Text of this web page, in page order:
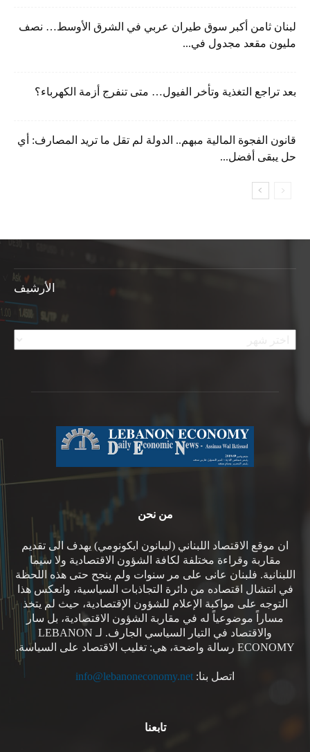
لبنان ثامن أكبر سوق طيران عربي في الشرق الأوسط… نصف
مليون مقعد مجدول في...
بعد تراجع التغذية وتأخر الفيول… متى تنفرج أزمة الكهرباء؟
قانون الفجوة المالية مبهم.. الدولة لم تقل ما تريد المصارف: أي
حل يبقى أفضل...
الأرشيف
الأرشيف
من نحن
ان موقع الاقتصاد اللبناني (ليبانون ايكونومي) يهدف الى تقديم
مقاربة وقراءة مختلفة لكافة الشؤون الاقتصادية ولا سيما
اللبنانية. فلبنان عانى على مر سنوات ولم ينجح حتى هذه اللحظة
في انتشال اقتصاده من دائرة التجاذبات السياسية، وانعكس هذا
التوجه على مواكبة الإعلام للشؤون الإقتصادية، حيث لم يتخذ
مساراً موضوعياً له في مقاربة الشؤون الاقتصادية، بل سار
والاقتصاد في التيار السياسي الجارف. لـ LEBANON
ECONOMY رسالة واضحة، هي: تغليب الاقتصاد على السياسة.
اتصل بنا: info@lebanoneconomy.net
تابعنا